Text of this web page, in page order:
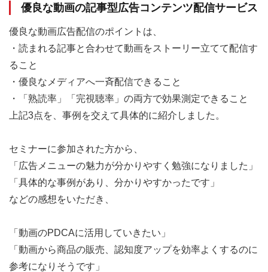
優良な動画の記事型広告コンテンツ配信サービス
優良な動画広告配信のポイントは、
・読まれる記事と合わせて動画をストーリー立てて配信す
ること
・優良なメディアへ一斉配信できること
・「熟読率」「完視聴率」の両方で効果測定できること
上記3点を、事例を交えて具体的に紹介しました。
セミナーに参加された方から、
「広告メニューの魅力が分かりやすく勉強になりました」
「具体的な事例があり、分かりやすかったです」
などの感想をいただき、
「動画のPDCAに活用していきたい」
「動画から商品の販売、認知度アップを効率よくするのに
参考になりそうです」